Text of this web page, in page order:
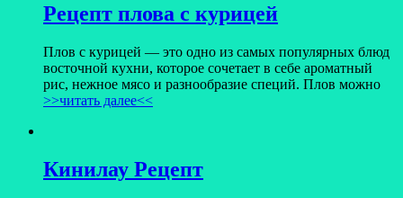
Рецепт плова с курицей
Плов с курицей — это одно из самых популярных блюд
восточной кухни, которое сочетает в себе ароматный
рис, нежное мясо и разнообразие специй. Плов можно
>>читать далее<<
Кинилау Рецепт